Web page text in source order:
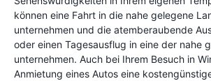
können eine Fahrt in die nahe gelegene
unternehmen und die atemberaubende
oder einen Tagesausflug in eine der nahe
unternehmen. Auch bei Ihrem Besuch in
Anmietung eines Autos eine